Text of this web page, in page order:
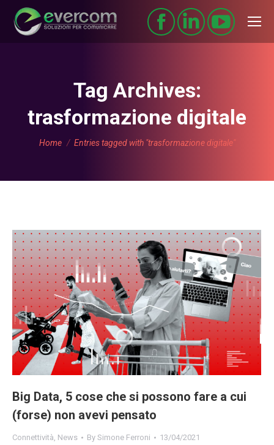
Tag Archives:
trasformazione digitale
You are here:
Home Entries tagged with "trasformazione digitale"
Big Data, 5 cose che si possono fare a cui
(forse) non avevi pensato
Connettività, News By Simone Ferroni 13/04/2021